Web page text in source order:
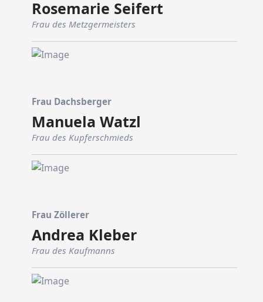
Rosemarie Seifert
Frau des Metzgermeisters
Frau Dachsberger
Manuela Watzl
Frau des Kupferschmieds
Frau Zöllerer
Andrea Kleber
Frau des Kaufmanns